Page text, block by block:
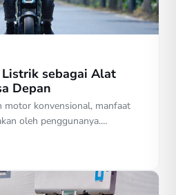
sebagai Alat
Depan
motor konvensional, manfaat
oleh penggunanya.
bebas dampak polusi udara
bensin yang mengeluarkan